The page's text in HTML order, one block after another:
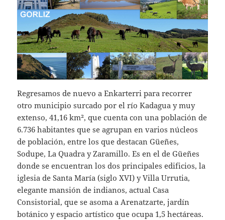
Regresamos de nuevo a Enkarterri para recorrer
otro municipio surcado por el río Kadagua y muy
extenso, 41,16 km², que cuenta con una población de
6.736 habitantes que se agrupan en varios núcleos
de población, entre los que destacan Güeñes,
Sodupe, La Quadra y Zaramillo. Es en el de Güeñes
donde se encuentran los dos principales edificios, la
iglesia de Santa María (siglo XVI) y Villa Urrutia,
elegante mansión de indianos, actual Casa
Consistorial, que se asoma a Arenatzarte, jardín
botánico y espacio artístico que ocupa 1,5 hectáreas.